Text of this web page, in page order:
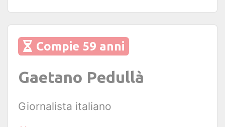
Compie 59 anni
Gaetano Pedullà
Giornalista italiano